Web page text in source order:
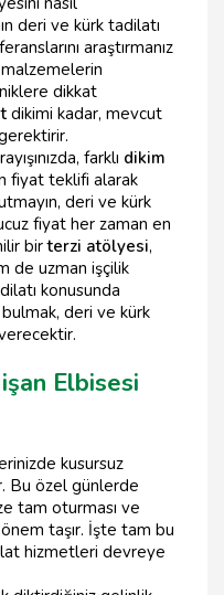
deri ve kürk tadilatı
araştırmanız
malzemelerin
dikkat
dikimi kadar, mevcut
farklı dikim
fiyat teklifi alarak
deri ve kürk
fiyat her zaman en
birterzi atölyesi,
de uzman işçilik
konusunda
bulmak, deri ve kürk
Elbisesi
kusursuz
Bu özel günlerde
tam oturması ve
taşır. İşte tam bu
hizmetleri devreye